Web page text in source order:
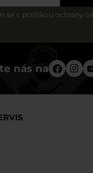
se s politikou ochrany
nás na